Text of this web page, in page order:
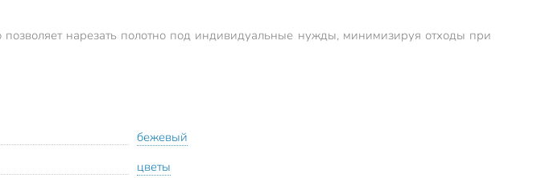
нарезать полотно под индивидуальные нужды, минимизируя отходы при
бежевый
цветы